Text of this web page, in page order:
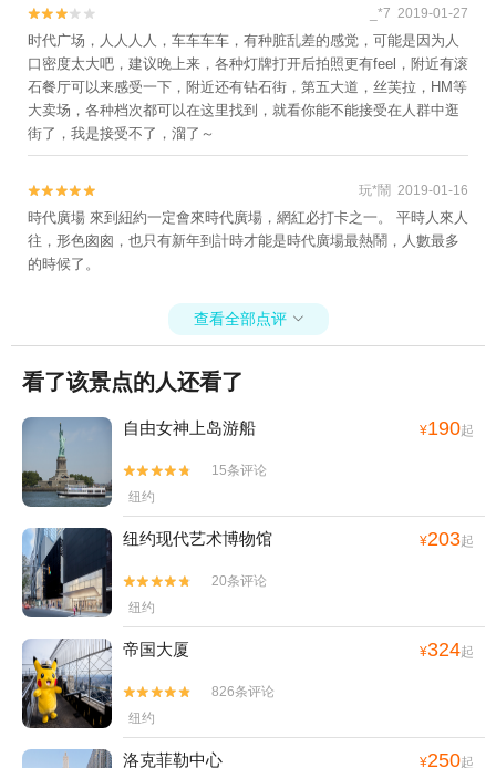

 _*7 2019-01-27
时代广场，人人人人，车车车车，有种脏乱差的感觉，可能是因为人
口密度太大吧，建议晚上来，各种灯牌打开后拍照更有feel，附近有滚
石餐厅可以来感受一下，附近还有钻石街，第五大道，丝芙拉，HM等
大卖场，各种档次都可以在这里找到，就看你能不能接受在人群中逛
街了，我是接受不了，溜了～

 玩*鬧 2019-01-16
時代廣場 來到紐約一定會來時代廣場，網紅必打卡之一。 平時人來人
往，形色囪囪，也只有新年到計時才能是時代廣場最熱鬧，人數最多
的時候了。
查看全部点评 
看了该景点的人还看了
自由女神上岛游船 ¥190起


15条评论
纽约
纽约现代艺术博物馆 ¥203起


20条评论
纽约
帝国大厦 ¥324起


826条评论
纽约
洛克菲勒中心 ¥250起